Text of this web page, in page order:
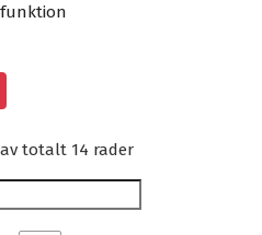
funktion
totalt 14 rader